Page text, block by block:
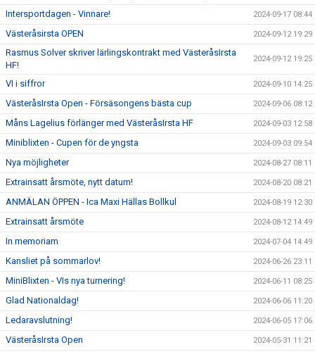
Intersportdagen - Vinnare! 2024-09-17 08:44
Västeråsirsta OPEN 2024-09-12 19:29
Rasmus Solver skriver lärlingskontrakt med VästeråsIrsta
HF!
2024-09-12 19:25
VI i siffror 2024-09-10 14:25
VästeråsIrsta Open - Försäsongens bästa cup 2024-09-06 08:12
Måns Lagelius förlänger med VästeråsIrsta HF 2024-09-03 12:58
Miniblixten - Cupen för de yngsta 2024-09-03 09:54
Nya möjligheter 2024-08-27 08:11
Extrainsatt årsmöte, nytt datum! 2024-08-20 08:21
ANMÄLAN ÖPPEN - Ica Maxi Hällas Bollkul 2024-08-19 12:30
Extrainsatt årsmöte 2024-08-12 14:49
In memoriam 2024-07-04 14:49
Kansliet på sommarlov! 2024-06-26 23:11
MiniBlixten - VIs nya turnering! 2024-06-11 08:25
Glad Nationaldag! 2024-06-06 11:20
Ledaravslutning! 2024-06-05 17:06
VästeråsIrsta Open 2024-05-31 11:21